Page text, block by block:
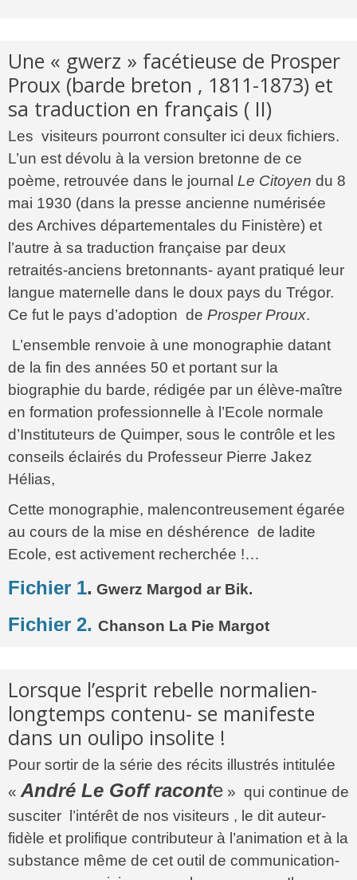
Une « gwerz » facétieuse de Prosper
Proux (barde breton , 1811-1873) et
sa traduction en français ( II)
Les visiteurs pourront consulter ici deux fichiers.
L’un est dévolu à la version bretonne de ce
poème, retrouvée dans le journal Le Citoyen du 8
mai 1930 (dans la presse ancienne numérisée
des Archives départementales du Finistère) et
l’autre à sa traduction française par deux
retraités-anciens bretonnants- ayant pratiqué leur
langue maternelle dans le doux pays du Trégor.
Ce fut le pays d’adoption de Prosper Proux.
L’ensemble renvoie à une monographie datant
de la fin des années 50 et portant sur la
biographie du barde, rédigée par un élève-maître
en formation professionnelle à l’Ecole normale
d’Instituteurs de Quimper, sous le contrôle et les
conseils éclairés du Professeur Pierre Jakez
Hélias,
Cette monographie, malencontreusement égarée
au cours de la mise en déshérence de ladite
Ecole, est activement recherchée !…
Fichier 1. Gwerz Margod ar Bik.
Fichier 2. Chanson La Pie Margot
Lorsque l’esprit rebelle normalien-
longtemps contenu- se manifeste
dans un oulipo insolite !
Pour sortir de la série des récits illustrés intitulée
« André Le Goff raconte » qui continue de
susciter l’intérêt de nos visiteurs , le dit auteur-
fidèle et prolifique contributeur à l’animation et à la
substance même de cet outil de communication-